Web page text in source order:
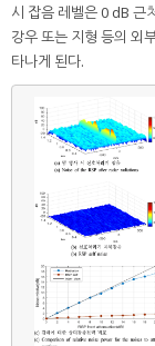
시 잡음 레벨은 0 dB 근
강우 또는 지형 등의 외
타나게 된다.